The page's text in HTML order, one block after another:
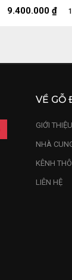
(cm)
9.400.000 ₫
VỀ GỖ
GIỚI THIỆU
NHÀ
KÊNH
LIÊN HỆ